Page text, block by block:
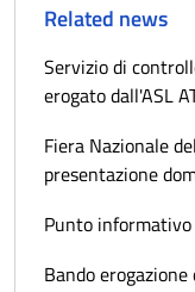
Related news
Servizio di
erogato dall'ASL
Fiera Nazionale
presentazione
Punto
Bando